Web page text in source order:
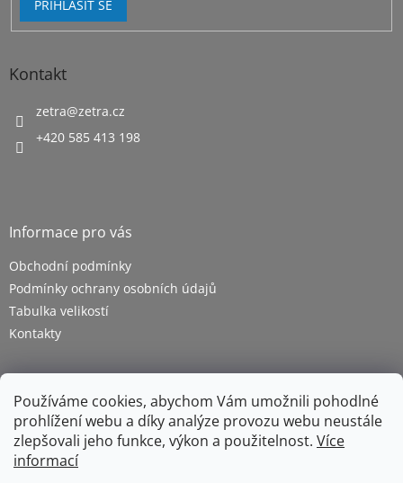
Používáme cookies, abychom Vám umožnili pohodlné
prohlížení webu a díky analýze provozu webu neustále
zlepšovali jeho funkce, výkon a použitelnost. Více
informací
PŘIHLÁSIT SE
Kontakt
zetra@zetra.cz
+420 585 413 198
Informace pro vás
Obchodní podmínky
Podmínky ochrany osobních údajů
Tabulka velikostí
Kontakty